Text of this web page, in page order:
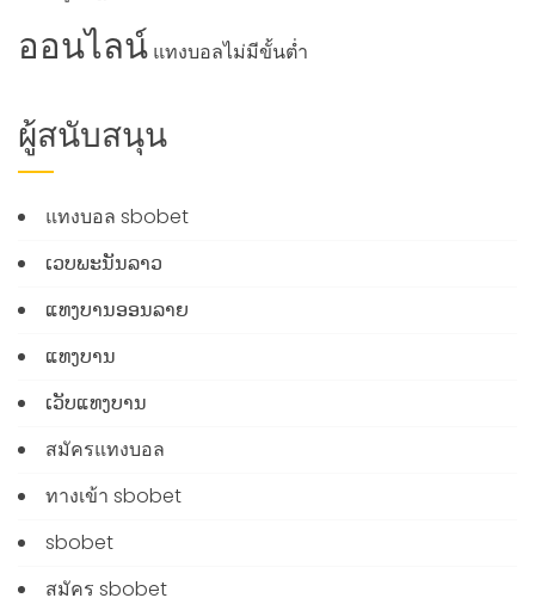
ออนไลน์ แทงบอลไม่มีขั้นต่ำ
ผู้สนับสนุน
แทงบอล sbobet
ເວບພະນັນລາວ
ແທງບານອອນລາຍ
ແທງບານ
ເວັບແທງບານ
สมัครแทงบอล
ทางเข้า sbobet
sbobet
สมัคร sbobet